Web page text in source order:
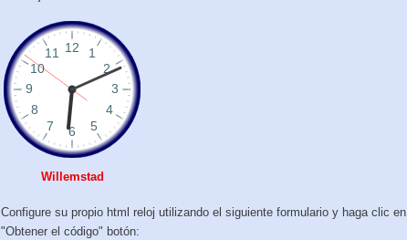
Willemstad
Configure su propio html reloj utilizando el siguiente formulario y haga clic en
"Obtener el código" botón: